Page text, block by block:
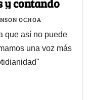
OCHOA
que así no puede
una voz más